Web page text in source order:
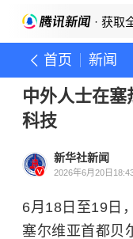
· 获取
首页 新闻
中外人士在
科技
新华社新闻
2026年6月20日
6月18日至19日
塞尔维亚首都贝